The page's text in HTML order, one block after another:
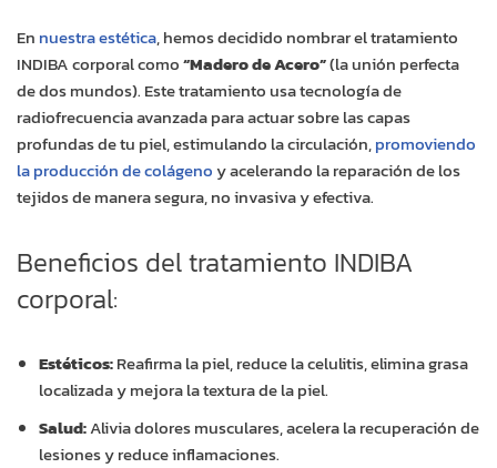
En nuestra estética, hemos decidido nombrar el tratamiento
INDIBA corporal como“Madero de Acero”(la unión perfecta
de dos mundos). Este tratamiento usa tecnología de
radiofrecuencia avanzada para actuar sobre las capas
profundas de tu piel, estimulando la circulación,promoviendo
la producción de colágenoy acelerando la reparación de los
tejidos de manera segura, no invasiva y efectiva.
Beneficios del tratamiento INDIBA
corporal:
Estéticos:Reafirma la piel, reduce la celulitis, elimina grasa
localizada y mejora la textura de la piel.
Salud:Alivia dolores musculares, acelera la recuperación de
lesiones y reduce inflamaciones.